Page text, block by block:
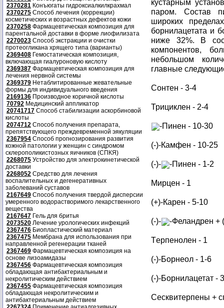
2370281 Конъюгаты гидроксиалкилкрахмал
2370275 Способ лечения (коррекции)
косметических и возрастных дефектов кожи
2370258 Фармацевтическая композиция для
парентальной доставки в форме лиофилизата
2270023 Способ экстракции и очистки
протеогликана хрящего типа (варианты)
2369408 Гемостатическая композиция,
включающая гиалуроновую кислоту
2369387 Фармацевтическая композиция для
лечения нервной системы
2369379 Нетаблитированные жевательные
формы для индивидуального введения
2169136 Производное коричной кислоты
70792 Медицинский аппликатор
20741717 Способ стабилизации аскорбиновой
кислоты
2074712 Способ получения препарата,
препятствующего преждевременной эякуляции
2367954 Способ прогнозирования развития
кожной патологии у женщин с синдромом
склерополикистозных яичников (СПКЯ)
2268075 Устройство для электрокинетической
доставки
2268052 Средство для лечения
воспалительных и дегенеративных
заболеваний суставов
2167649 Способ получения твердой дисперсии
умеренного водорастворимого лекарственного
вещества
2167647 Гель для бритья
2073520 Лечение урологических инфекций
2367476 Биопластический материал
2367475 Мембрана для использования при
направленной регенерации тканей
2367469 Фармацевтическая композиция на
основе лизоамидазы
2367456 Фармацевтическая композиция
обладающая антибактериальным и
некролитическим действием
2367455 Фармацевтическая композиция
обладающая некролитическим и
антибактериальным действием
кустарным
паром. Состав
широких
борнилацетата и
ниже 32%. В
компонентов,
небольшом
главные
Сонтен - 3-4
Трициклeн - 2-4
-Пинен - 10-30
(-)-Камфен - 10-25
(-)- -Пинен - 1-2
Мирцен - 1
(+)-Карен - 5-10
(-)- -Феландрен +
Tерпенолен - 1
(-)-Борнеол - 1-6
(-)-Борнилацетат -
Сесквитерпены +